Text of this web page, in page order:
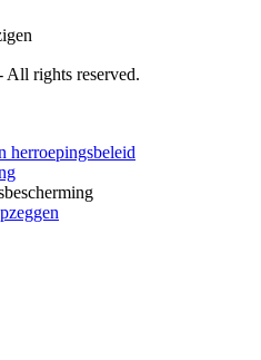
All rights reserved.
herroepingsbeleid